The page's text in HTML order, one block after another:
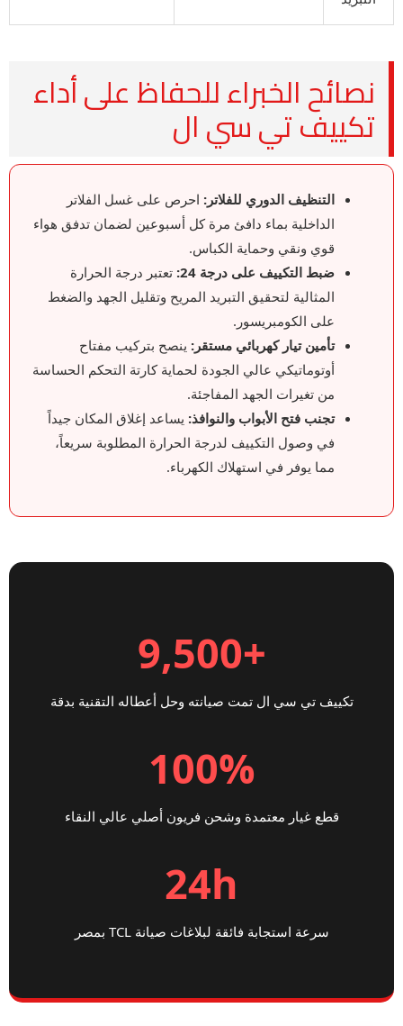
نصائح الخبراء للحفاظ على أداء
تكييف تي سي ال
التنظيف الدوري للفلاتر: احرص على غسل الفلاتر
الداخلية بماء دافئ مرة كل أسبوعين لضمان تدفق هواء
قوي ونقي وحماية الكباس.
ضبط التكييف على درجة 24:
تعتبر درجة الحرارة
المثالية لتحقيق التبريد المريح وتقليل الجهد والضغط
على الكومبريسور.
تأمين تيار كهربائي مستقر: ينصح بتركيب مفتاح
أوتوماتيكي عالي الجودة لحماية كارتة التحكم الحساسة
من تغيرات الجهد المفاجئة.
تجنب فتح الأبواب والنوافذ: يساعد إغلاق المكان جيداً
في وصول التكييف لدرجة الحرارة المطلوبة سريعاً،
مما يوفر في استهلاك الكهرباء.
+9,500
تكييف تي سي ال تمت صيانته وحل أعطاله التقنية بدقة
100%
قطع غيار معتمدة وشحن فريون أصلي عالي النقاء
24h
سرعة استجابة فائقة لبلاغات صيانة TCL بمصر